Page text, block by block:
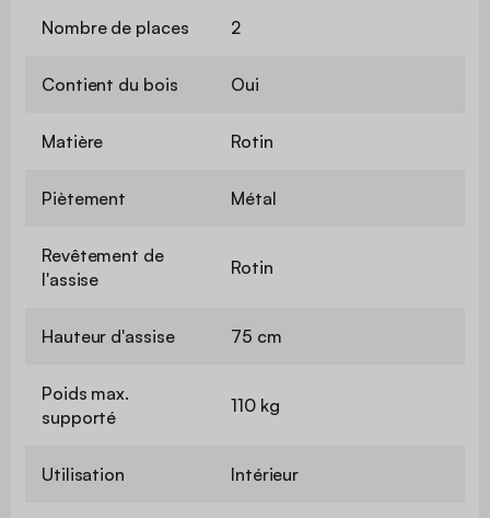
Nombre de places 2
Contient du bois Oui
Matière Rotin
Piètement Métal
Revêtement de
l'assise
Rotin
Hauteur d'assise 75 cm
Poids max.
supporté
110 kg
Utilisation Intérieur